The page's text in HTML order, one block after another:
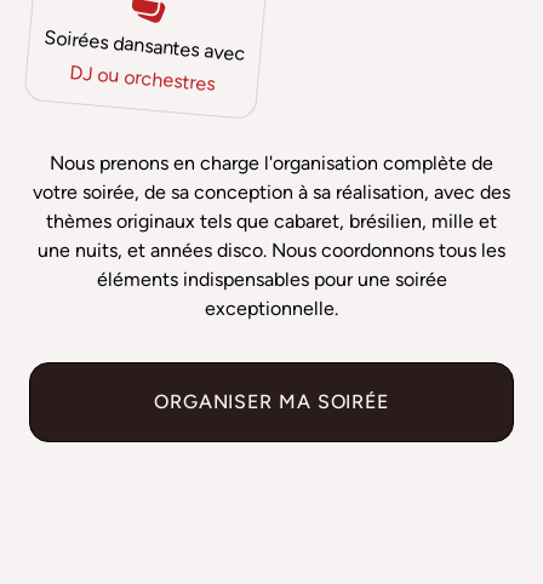
Soirées dansantes avec
DJ ou orchestres
Nous prenons en charge l'organisation complète de
votre soirée, de sa conception à sa réalisation, avec des
thèmes originaux tels que cabaret, brésilien, mille et
une nuits, et années disco. Nous coordonnons tous les
éléments indispensables pour une soirée
exceptionnelle.
ORGANISER MA SOIRÉE